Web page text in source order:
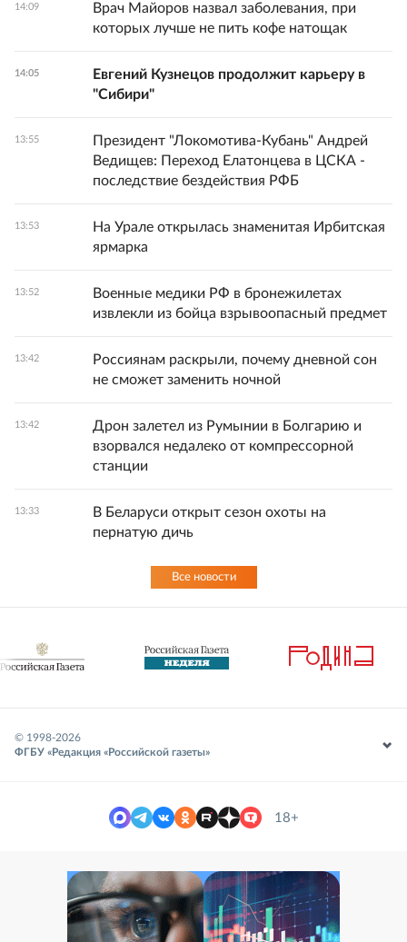
14:09
Врач Майоров назвал заболевания, при
которых лучше не пить кофе натощак
14:05
Евгений Кузнецов продолжит карьеру в
"Сибири"
13:55
Президент "Локомотива-Кубань" Андрей
Ведищев: Переход Елатонцева в ЦСКА -
последствие бездействия РФБ
13:53
На Урале открылась знаменитая Ирбитская
ярмарка
13:52
Военные медики РФ в бронежилетах
извлекли из бойца взрывоопасный предмет
13:42
Россиянам раскрыли, почему дневной сон
не сможет заменить ночной
13:42
Дрон залетел из Румынии в Болгарию и
взорвался недалеко от компрессорной
станции
13:33
В Беларуси открыт сезон охоты на
пернатую дичь
Все новости
© 1998-2026
ФГБУ «Редакция «Российской газеты»
18+